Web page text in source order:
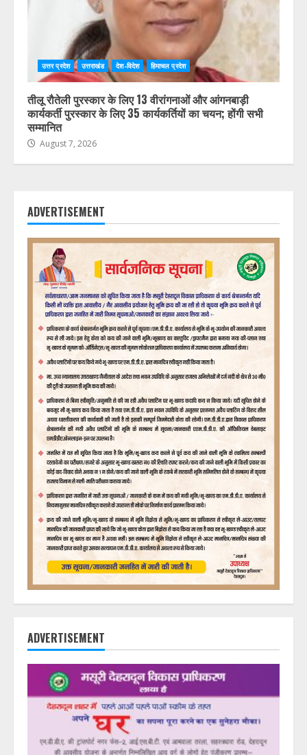
उत्तर प्रदेश उत्तराखंड देश-विदेश हिमाचल प्रदेश
तीलू रौतेली पुरस्कार के लिए 13 वीरांगनाओं और आंगनबाड़ी
कार्यकर्ती पुरस्कार के लिए 35 कार्यकर्तियों का चयन; होंगी सभी
सम्मानित
August 7, 2026
ADVERTISEMENT
ADVERTISEMENT